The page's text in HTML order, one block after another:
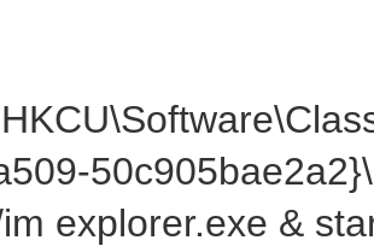
explorer.exe &